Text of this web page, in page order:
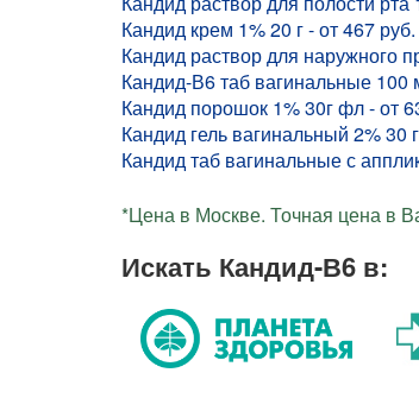
Кандид крем 1% 20 г - от 467 руб.
Кандид раствор для наружного
Кандид-В6 таб вагинальные 100
Кандид порошок 1% 30г фл - от
Кандид гель вагинальный 2% 30
Кандид таб вагинальные с
*Цена в Москве. Точная цена в
Искать Кандид-В6 в: